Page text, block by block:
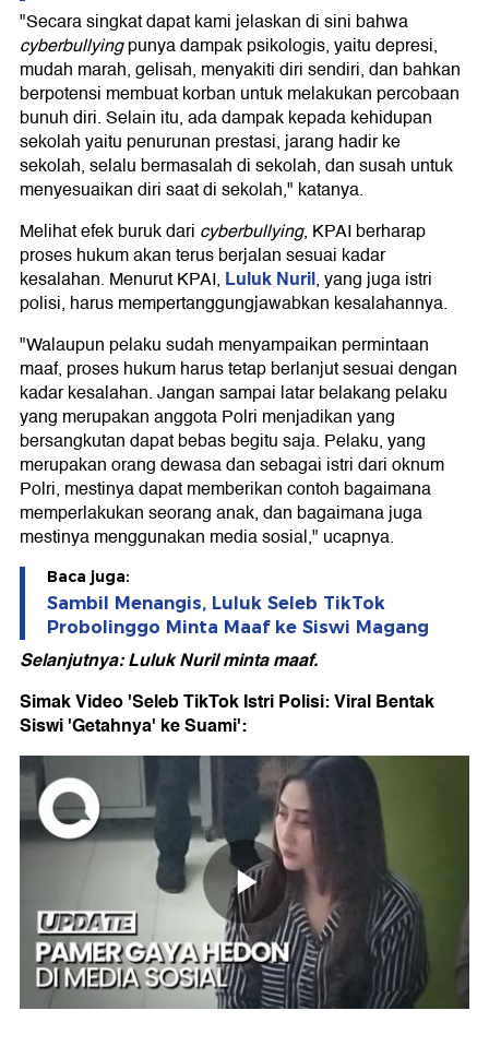
"Secara singkat dapat kami jelaskan di sini bahwa
cyberbullyingpunya dampak psikologis, yaitu depresi,
mudah marah, gelisah, menyakiti diri sendiri, dan bahkan
berpotensi membuat korban untuk melakukan percobaan
bunuh diri. Selain itu, ada dampak kepada kehidupan
sekolah yaitu penurunan prestasi, jarang hadir ke
sekolah, selalu bermasalah di sekolah, dan susah untuk
menyesuaikan diri saat di sekolah," katanya.
Melihat efek buruk dari cyberbullying, KPAI berharap
proses hukum akan terus berjalan sesuai kadar
kesalahan. Menurut KPAI, Luluk Nuril, yang juga istri
polisi, harus mempertanggungjawabkan kesalahannya.
"Walaupun pelaku sudah menyampaikan permintaan
maaf, proses hukum harus tetap berlanjut sesuai dengan
kadar kesalahan. Jangan sampai latar belakang pelaku
yang merupakan anggota Polri menjadikan yang
bersangkutan dapat bebas begitu saja. Pelaku, yang
merupakan orang dewasa dan sebagai istri dari oknum
Polri, mestinya dapat memberikan contoh bagaimana
memperlakukan seorang anak, dan bagaimana juga
mestinya menggunakan media sosial," ucapnya.
Baca juga:
Sambil Menangis, Luluk Seleb TikTok
Probolinggo Minta Maaf ke Siswi Magang
Selanjutnya: Luluk Nuril minta maaf.
Simak Video 'Seleb TikTok Istri Polisi: Viral Bentak
Siswi 'Getahnya' ke Suami':